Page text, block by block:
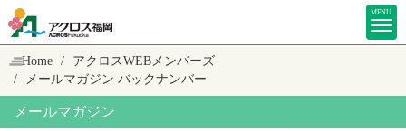
MENU
Home
アクロスWEBメンバーズ
メールマガジン バックナンバー
メールマガジン